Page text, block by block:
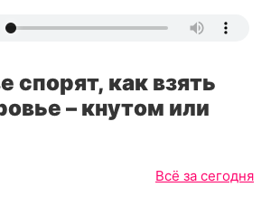
спорят, как взять
– кнутом или
Всё за сегодня